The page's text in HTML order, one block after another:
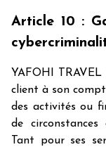
Article 10 :
YAFOHI
client à son
des activités ou
de
Tant pour ses